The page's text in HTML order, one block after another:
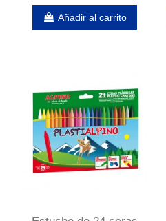
Añadir al carrito